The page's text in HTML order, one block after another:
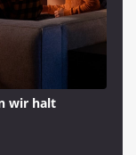
wir halt